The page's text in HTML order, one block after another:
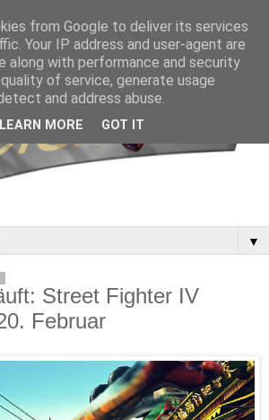
▼
Street Fighter IV
Februar
from Google to deliver its services
Your IP address and user-agent are
along with performance and security
of service, generate usage
and address abuse.
LEARN MORE GOT IT